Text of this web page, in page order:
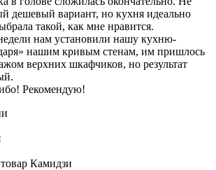
дешевый вариант, но кухня идеально
такой, как мне нравится.
нам установили нашу кухню-
нашим кривым стенам, им пришлось
верхних шкафчиков, но результат
Рекомендую!
Камидзи